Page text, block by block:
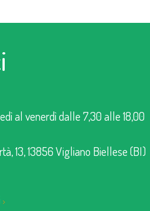
al venerdì dalle 7,30 alle 18,00
13, 13856 Vigliano Biellese (BI)